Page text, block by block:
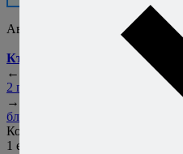
Автор: Алексей Онегин
Кто это такой?..
←
Блогу www.arborio.ru —
2 года!
→
блогов — итоги.
Комментарии
1 elladkin